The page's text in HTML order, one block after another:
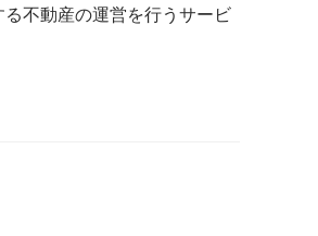
不動産の運営を行うサービ